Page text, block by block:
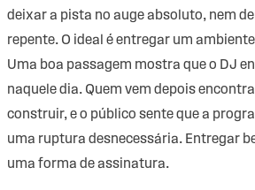
deixar a pista no auge absoluto, nem
repente. O ideal é entregar um
Uma boa passagem mostra que o DJ
naquele dia. Quem vem depois
construir, e o público sente que a
uma ruptura desnecessária. Entregar
uma forma de assinatura.